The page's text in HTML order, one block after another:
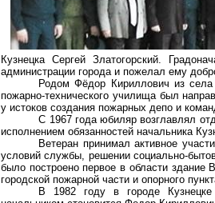
Кузнецка Сергей Златогорский.
администрации города и пожелал ему
Родом Фёдор Кириллович из
пожарно-технического училища был
у истоков создания пожарных депо и
С 1967 года юбиляр возглавлял
исполнением обязанностей начальника
Ветеран принимал активное
условий службы, решении социально-
было построено первое в области здание
городской пожарной части и опорного
В 1982 году в городе